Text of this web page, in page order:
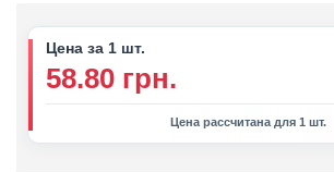
Цена за 1 шт.
58.80 грн.
Цена рассчитана для 1 шт.